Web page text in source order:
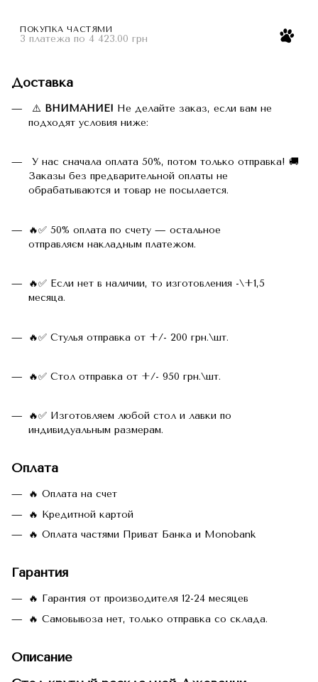
ПОКУПКА ЧАСТЯМИ
3 платежа по 4 423.00 грн
Доставка
⚠️ ВНИМАНИЕ! Не делайте заказ, если вам не
подходят условия ниже:
У нас сначала оплата 50%, потом только отправка! 🚚
Заказы без предварительной оплаты не
обрабатываются и товар не посылается.
🔥✅ 50% оплата по счету — остальное
отправляєм накладным платежом.
🔥✅ Если нет в наличии, то изготовления -\+1,5
месяца.
🔥✅ Стулья отправка от +/- 200 грн.\шт.
🔥✅ Стол отправка от +/- 950 грн.\шт.
🔥✅ Изготовляем любой стол и лавки по
индивидуальным размерам.
Оплата
🔥 Оплата на счет
🔥 Кредитной картой
🔥 Оплата частями Приват Банка и Monobank
Гарантия
🔥 Гарантия от производителя 12-24 месяцев
🔥 Самовывоза нет, только отправка со склада.
Описание